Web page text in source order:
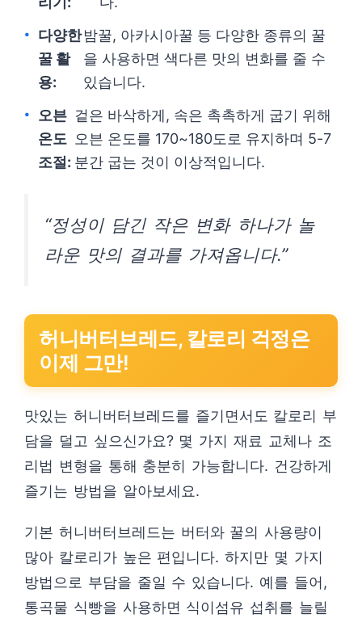
다양한
꿀 활
용:
밤꿀, 아카시아꿀 등 다양한 종류의 꿀
을 사용하면 색다른 맛의 변화를 줄 수
있습니다.
오븐
온도
조절:
겉은 바삭하게, 속은 촉촉하게 굽기 위해
오븐 온도를 170~180도로 유지하며 5-7
분간 굽는 것이 이상적입니다.
“정성이 담긴 작은 변화 하나가 놀
라운 맛의 결과를 가져옵니다.”
허니버터브레드, 칼로리 걱정은
이제 그만!
맛있는 허니버터브레드를 즐기면서도 칼로리 부
담을 덜고 싶으신가요? 몇 가지 재료 교체나 조
리법 변형을 통해 충분히 가능합니다. 건강하게
즐기는 방법을 알아보세요.
기본 허니버터브레드는 버터와 꿀의 사용량이
많아 칼로리가 높은 편입니다. 하지만 몇 가지
방법으로 부담을 줄일 수 있습니다. 예를 들어,
통곡물 식빵을 사용하면 식이섬유 섭취를 늘릴